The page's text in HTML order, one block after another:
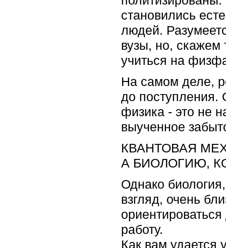
становились
людей.
вузы, но, скажем
учиться на
На самом деле,
до поступления.
физика - это не
выученное
КВАНТОВАЯ
А БИОЛОГИЮ,
Однако
взгляд, очень
работу.
Как вам удается